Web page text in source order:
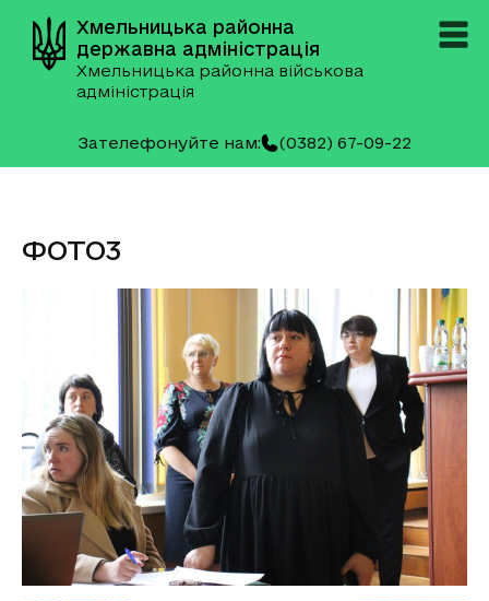
Хмельницька районна
державна адміністрація
Хмельницька районна військова
адміністрація
Зателефонуйте нам: (0382) 67-09-22
ФОТО3